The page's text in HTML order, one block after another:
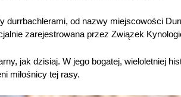
durrbachlerami, od nazwy miejscowości
zarejestrowana przez Związek
jak dzisiaj. W jego bogatej, wieloletniej
miłośnicy tej rasy.